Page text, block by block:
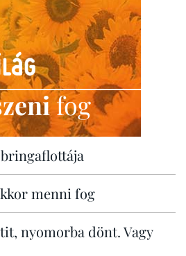
fog
menni fog
nyomorba dönt. Vagy